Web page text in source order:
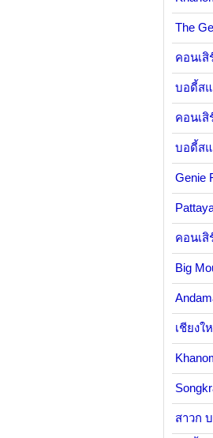
The
คอนเสิ
บอดี้สแ
คอนเสิ
บอดี้สแ
Genie
คอนเ
Big
เชียงใ
สาวก